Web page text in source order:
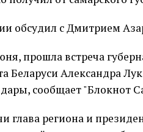
обсудил с Дмитрием
прошла встреча
Беларуси Александра
сообщает "Блокнот
глава региона и